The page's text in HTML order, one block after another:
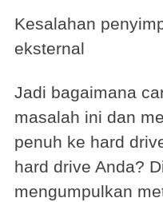
Kesalahan
eksternal
Jadi bagaimana
masalah ini dan
penuh ke hard
hard drive Anda?
mengumpulkan